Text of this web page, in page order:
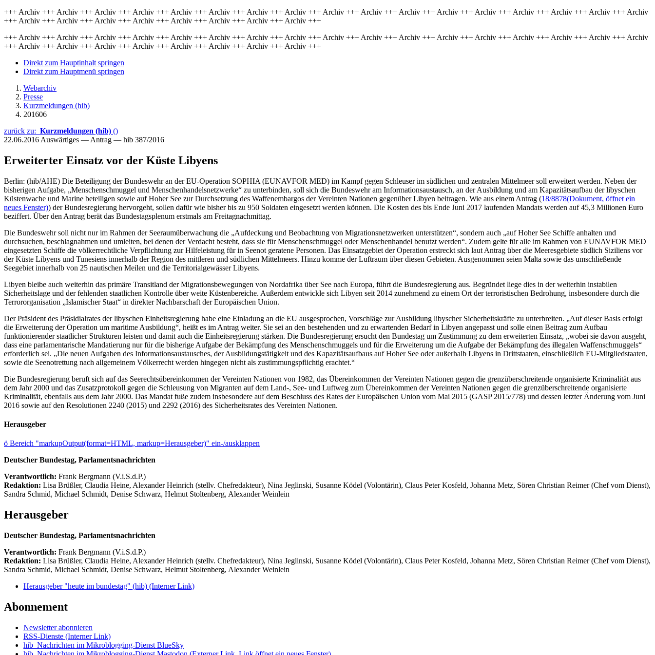
+++ Archiv +++ Archiv +++ Archiv +++ Archiv +++ Archiv +++ Archiv +++ Archiv +++ Archiv +++ Archiv +++ Archiv +++ Archiv +++ Archiv +++ Archiv +++ Archiv +++ Archiv +++ Archiv +++ Archiv
+++ Archiv +++ Archiv +++ Archiv +++ Archiv +++ Archiv +++ Archiv +++ Archiv +++ Archiv +++
+++ Archiv +++ Archiv +++ Archiv +++ Archiv +++ Archiv +++ Archiv +++ Archiv +++ Archiv +++ Archiv +++ Archiv +++ Archiv +++ Archiv +++ Archiv +++ Archiv +++ Archiv +++ Archiv +++ Archiv
+++ Archiv +++ Archiv +++ Archiv +++ Archiv +++ Archiv +++ Archiv +++ Archiv +++ Archiv +++
Direkt zum Hauptinhalt springen
Direkt zum Hauptmenü springen
Webarchiv
Presse
Kurzmeldungen (hib)
201606
zurück zu: Kurzmeldungen (hib) ()
22.06.2016 Auswärtiges — Antrag — hib 387/2016
Erweiterter Einsatz vor der Küste Libyens
Berlin: (hib/AHE) Die Beteiligung der Bundeswehr an der EU-Operation SOPHIA (EUNAVFOR MED) im Kampf gegen Schleuser im südlichen und zentralen Mittelmeer soll erweitert werden. Neben der
bisherigen Aufgabe, „Menschenschmuggel und Menschenhandelsnetzwerke“ zu unterbinden, soll sich die Bundeswehr am Informationsaustausch, an der Ausbildung und am Kapazitätsaufbau der libyschen
Küstenwache und Marine beteiligen sowie auf Hoher See zur Durchsetzung des Waffenembargos der Vereinten Nationen gegenüber Libyen beitragen. Wie aus einem Antrag (18/8878(Dokument, öffnet ein
neues Fenster)) der Bundesregierung hervorgeht, sollen dafür wie bisher bis zu 950 Soldaten eingesetzt werden können. Die Kosten des bis Ende Juni 2017 laufenden Mandats werden auf 45,3 Millionen Euro
beziffert. Über den Antrag berät das Bundestagsplenum erstmals am Freitagnachmittag.
Die Bundeswehr soll nicht nur im Rahmen der Seeraumüberwachung die „Aufdeckung und Beobachtung von Migrationsnetzwerken unterstützen“, sondern auch „auf Hoher See Schiffe anhalten und
durchsuchen, beschlagnahmen und umleiten, bei denen der Verdacht besteht, dass sie für Menschenschmuggel oder Menschenhandel benutzt werden“. Zudem gelte für alle im Rahmen von EUNAVFOR MED
eingesetzten Schiffe die völkerrechtliche Verpflichtung zur Hilfeleistung für in Seenot geratene Personen. Das Einsatzgebiet der Operation erstreckt sich laut Antrag über die Meeresgebiete südlich Siziliens vor
der Küste Libyens und Tunesiens innerhalb der Region des mittleren und südlichen Mittelmeers. Hinzu komme der Luftraum über diesen Gebieten. Ausgenommen seien Malta sowie das umschließende
Seegebiet innerhalb von 25 nautischen Meilen und die Territorialgewässer Libyens.
Libyen bleibe auch weiterhin das primäre Transitland der Migrationsbewegungen von Nordafrika über See nach Europa, führt die Bundesregierung aus. Begründet liege dies in der weiterhin instabilen
Sicherheitslage und der fehlenden staatlichen Kontrolle über weite Küstenbereiche. Außerdem entwickle sich Libyen seit 2014 zunehmend zu einem Ort der terroristischen Bedrohung, insbesondere durch die
Terrororganisation „Islamischer Staat“ in direkter Nachbarschaft der Europäischen Union.
Der Präsident des Präsidialrates der libyschen Einheitsregierung habe eine Einladung an die EU ausgesprochen, Vorschläge zur Ausbildung libyscher Sicherheitskräfte zu unterbreiten. „Auf dieser Basis erfolgt
die Erweiterung der Operation um maritime Ausbildung“, heißt es im Antrag weiter. Sie sei an den bestehenden und zu erwartenden Bedarf in Libyen angepasst und solle einen Beitrag zum Aufbau
funktionierender staatlicher Strukturen leisten und damit auch die Einheitsregierung stärken. Die Bundesregierung ersucht den Bundestag um Zustimmung zu dem erweiterten Einsatz, „wobei sie davon ausgeht,
dass eine parlamentarische Mandatierung nur für die bisherige Aufgabe der Bekämpfung des Menschenschmuggels und für die Erweiterung um die Aufgabe der Bekämpfung des illegalen Waffenschmuggels“
erforderlich sei. „Die neuen Aufgaben des Informationsaustausches, der Ausbildungstätigkeit und des Kapazitätsaufbaus auf Hoher See oder außerhalb Libyens in Drittstaaten, einschließlich EU-Mitgliedstaaten,
sowie die Seenotrettung nach allgemeinem Völkerrecht werden hingegen nicht als zustimmungspflichtig erachtet.“
Die Bundesregierung beruft sich auf das Seerechtsübereinkommen der Vereinten Nationen von 1982, das Übereinkommen der Vereinten Nationen gegen die grenzüberschreitende organisierte Kriminalität aus
dem Jahr 2000 und das Zusatzprotokoll gegen die Schleusung von Migranten auf dem Land-, See- und Luftweg zum Übereinkommen der Vereinten Nationen gegen die grenzüberschreitende organisierte
Kriminalität, ebenfalls aus dem Jahr 2000. Das Mandat fuße zudem insbesondere auf dem Beschluss des Rates der Europäischen Union vom Mai 2015 (GASP 2015/778) und dessen letzter Änderung vom Juni
2016 sowie auf den Resolutionen 2240 (2015) und 2292 (2016) des Sicherheitsrates des Vereinten Nationen.
Herausgeber
ö Bereich "markupOutput(format=HTML, markup=Herausgeber)" ein-/ausklappen
Deutscher Bundestag, Parlamentsnachrichten
Verantwortlich: Frank Bergmann (V.i.S.d.P.)
Redaktion: Lisa Brüßler, Claudia Heine, Alexander Heinrich (stellv. Chefredakteur), Nina Jeglinski, Susanne Ködel (Volontärin), Claus Peter Kosfeld, Johanna Metz, Sören Christian Reimer (Chef vom Dienst),
Sandra Schmid, Michael Schmidt, Denise Schwarz, Helmut Stoltenberg, Alexander Weinlein
Herausgeber
Deutscher Bundestag, Parlamentsnachrichten
Verantwortlich: Frank Bergmann (V.i.S.d.P.)
Redaktion: Lisa Brüßler, Claudia Heine, Alexander Heinrich (stellv. Chefredakteur), Nina Jeglinski, Susanne Ködel (Volontärin), Claus Peter Kosfeld, Johanna Metz, Sören Christian Reimer (Chef vom Dienst),
Sandra Schmid, Michael Schmidt, Denise Schwarz, Helmut Stoltenberg, Alexander Weinlein
Herausgeber "heute im bundestag" (hib) (Interner Link)
Abonnement
Newsletter abonnieren
RSS-Dienste (Interner Link)
hib_Nachrichten im Mikroblogging-Dienst BlueSky